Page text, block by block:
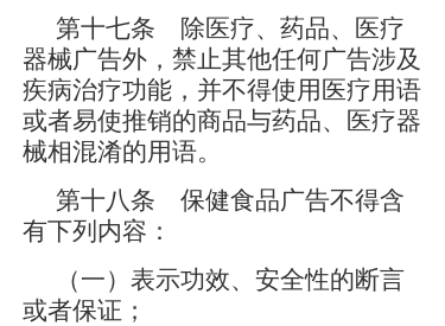
第十七条 除医疗、药品、医疗
器械广告外，禁止其他任何广告涉及
疾病治疗功能，并不得使用医疗用语
或者易使推销的商品与药品、医疗器
械相混淆的用语。
第十八条 保健食品广告不得含
有下列内容：
（一）表示功效、安全性的断言
或者保证；